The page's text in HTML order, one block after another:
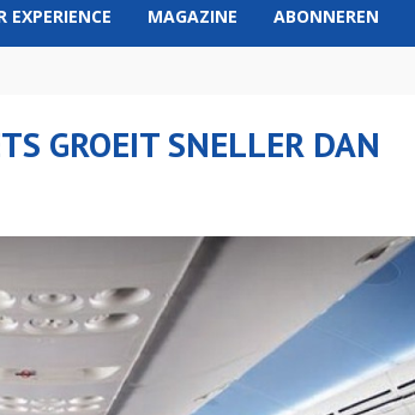
EXPERIENCE MAGAZINE ABONNEREN
GROEIT SNELLER DAN